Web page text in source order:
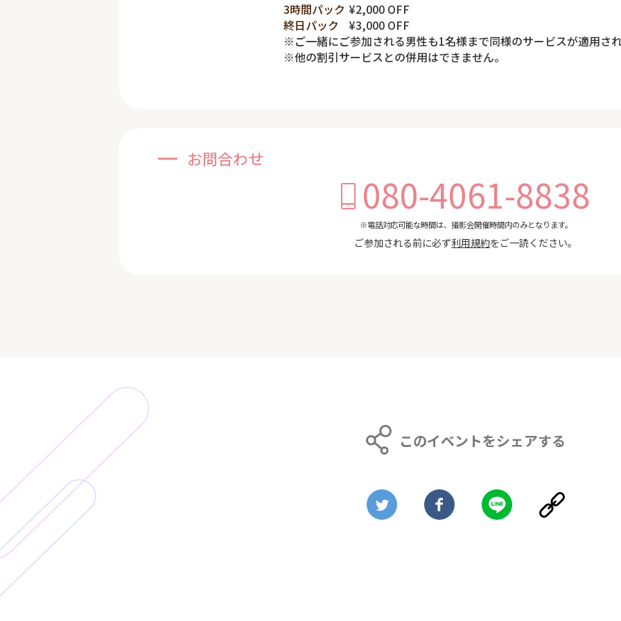
3時間パック ¥2,000 OFF
終日パック
¥3,000 OFF
※ご一緒にご参加される男性も1名様まで同様のサービスが適用さ
※他の割引サービスとの併用はできません。
お問合わせ
080-4061-8838
※電話対応可能な時間は、撮影会開催時間内のみとなります。
ご参加される前に必ず利用規約をご一読ください。
このイベントをシェアする